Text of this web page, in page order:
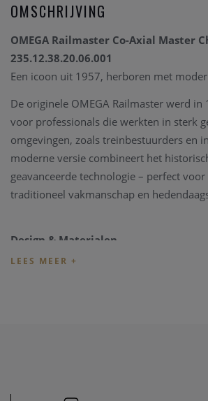
OMSCHRIJVING
OMEGA Railmaster Co-Axial Master
235.12.38.20.06.001
Een icoon uit 1957, herboren met
De originele OMEGA Railmaster werd
voor professionals die werkten in sterk
omgevingen, zoals treinbestuurders en
moderne versie combineert het
geavanceerde technologie – perfect
traditioneel vakmanschap en
Design & Materialen
Dit model heeft een symmetrische 38